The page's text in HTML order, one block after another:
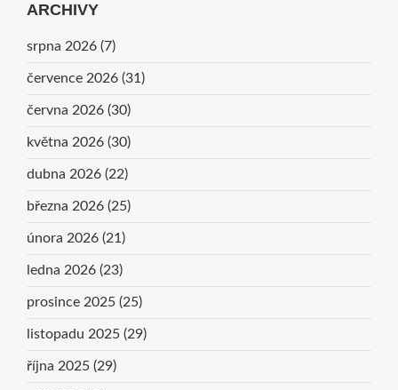
ARCHIVY
srpna 2026 (7)
července 2026 (31)
června 2026 (30)
května 2026 (30)
dubna 2026 (22)
března 2026 (25)
února 2026 (21)
ledna 2026 (23)
prosince 2025 (25)
listopadu 2025 (29)
října 2025 (29)